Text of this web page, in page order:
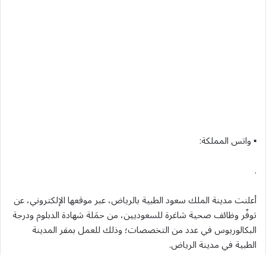
▪︎ واتس المملكة:
.
أعلنت مدينة الملك سعود الطبية بالرياض، عبر موقعها الإلكتروني، عن
توفّر وظائف صحية شاغرة للسعوديين، من حمَلة شهادة الدبلوم ودرجة
البكالوريوس في عدد من التخصصات؛ وذلك للعمل بمقر المدينة
الطبية في مدينة الرياض.